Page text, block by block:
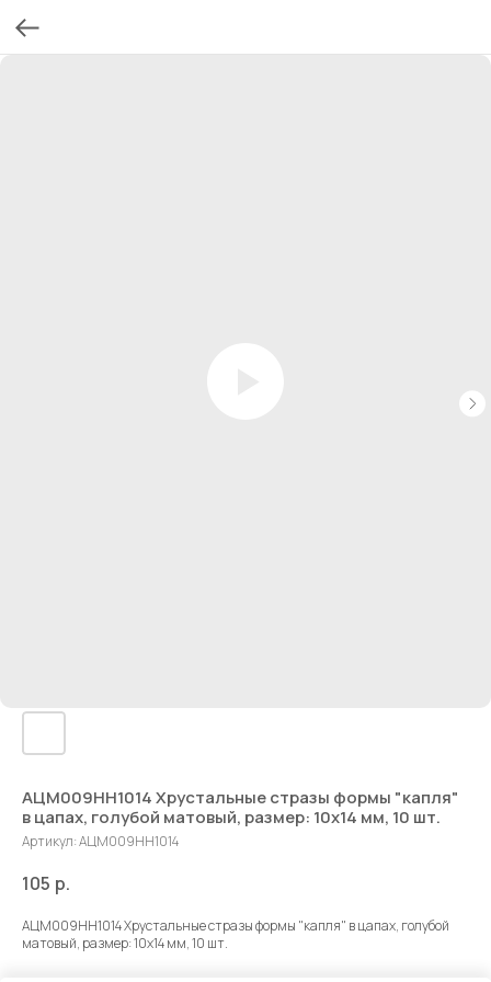
АЦМ009НН1014 Хрустальные стразы формы "капля"
в цапах, голубой матовый, размер: 10х14 мм, 10 шт.
Артикул:АЦМ009НН1014
105 р.
АЦМ009НН1014 Хрустальные стразы формы "капля" в цапах, голубой
матовый, размер: 10х14 мм, 10 шт.